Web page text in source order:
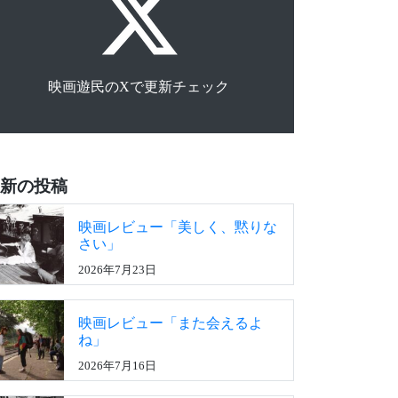
映画遊民のXで更新チェック
の投稿
映画レビュー「美しく、黙りな
さい」
2026年7月23日
映画レビュー「また会えるよ
ね」
2026年7月16日